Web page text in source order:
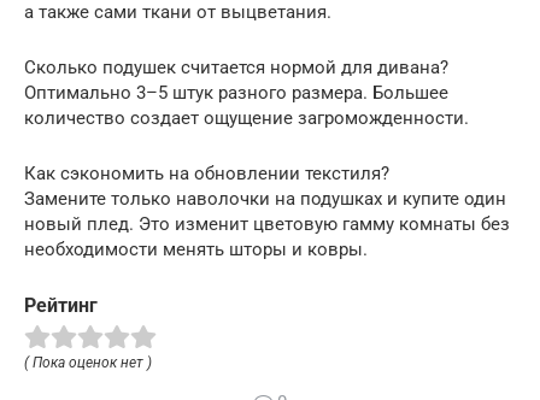
а также сами ткани от выцветания.
Сколько подушек считается нормой для дивана?
Оптимально 3–5 штук разного размера. Большее
количество создает ощущение загроможденности.
Как сэкономить на обновлении текстиля?
Замените только наволочки на подушках и купите один
новый плед. Это изменит цветовую гамму комнаты без
необходимости менять шторы и ковры.
Рейтинг
( Пока оценок нет )